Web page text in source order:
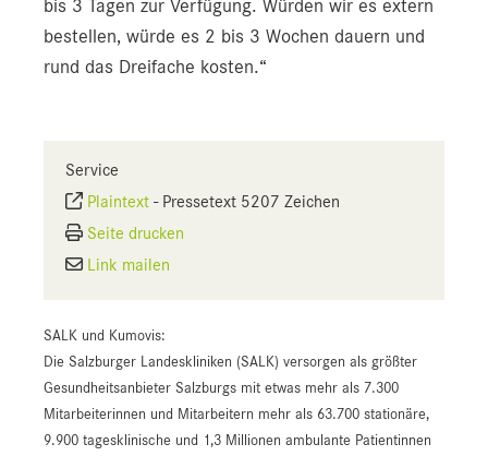
bis 3 Tagen zur Verfügung. Würden wir es extern
bestellen, würde es 2 bis 3 Wochen dauern und
rund das Dreifache kosten.“
Service
Plaintext - Pressetext 5207 Zeichen
Seite drucken
Link mailen
SALK und Kumovis:
Die Salzburger Landeskliniken (SALK) versorgen als größter
Gesundheitsanbieter Salzburgs mit etwas mehr als 7.300
Mitarbeiterinnen und Mitarbeitern mehr als 63.700 stationäre,
9.900 tagesklinische und 1,3 Millionen ambulante Patientinnen